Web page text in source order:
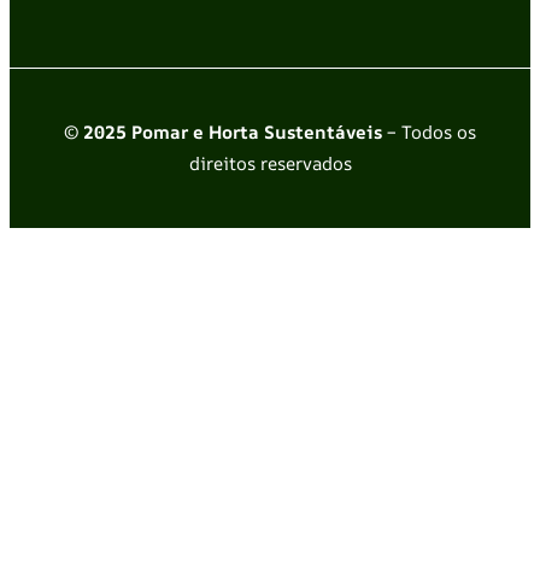
© 2025 Pomar e Horta Sustentáveis– Todos os
direitos reservados